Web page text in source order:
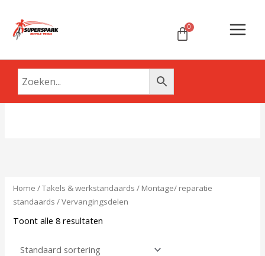
naar
Menu
Home /Takels & werkstandaards / Montage/ reparatie
standaards / Vervangingsdelen
Toont alle 8 resultaten